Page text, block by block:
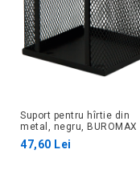
Suport pentru hîrtie din
metal, negru, BUROMAX
47,60 Lei